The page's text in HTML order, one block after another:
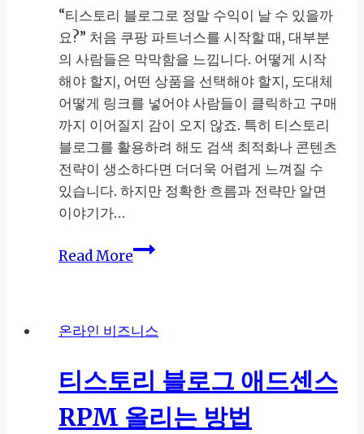
토
리
초
보
가
실
천
할
첫
“티스토리 블로그로 정말 수익이 날 수 있을까
요?” 처음 쿠팡 파트너스를 시작할 때, 대부분
의 사람들은 막막함을 느낍니다. 어떻게 시작
해야 할지, 어떤 상품을 선택해야 할지, 도대체
어떻게 링크를 넣어야 사람들이 클릭하고 구매
까지 이어질지 감이 오지 않죠. 특히 티스토리
블로그를 활용하려 해도 검색 최적화나 콘텐츠
전략이 생소하다면 더더욱 어렵게 느껴질 수
있습니다. 하지만 정확한 흐름과 전략만 알면
이야기가…
Read More쿠
너
수
가
온라인 비즈니스
티스토리 블로그 애드센스
RPM 올리는 방법